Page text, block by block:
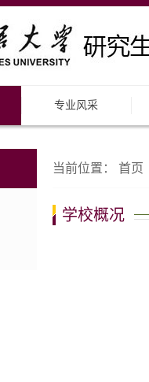
专业风采
当前位置： 首页
学校概况